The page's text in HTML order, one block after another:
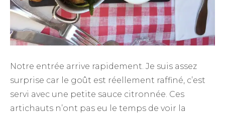
Notre entrée arrive rapidement. Je suis assez
surprise car le goût est réellement raffiné, c’est
servi avec une petite sauce citronnée. Ces
artichauts n’ont pas eu le temps de voir la